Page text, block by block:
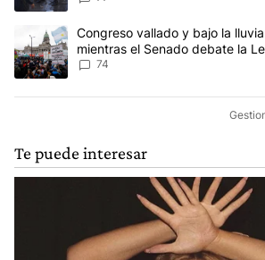
Un artículo de tendencia con el título
Congreso vallado y bajo la
mientras el Senado debate la
Privada
74